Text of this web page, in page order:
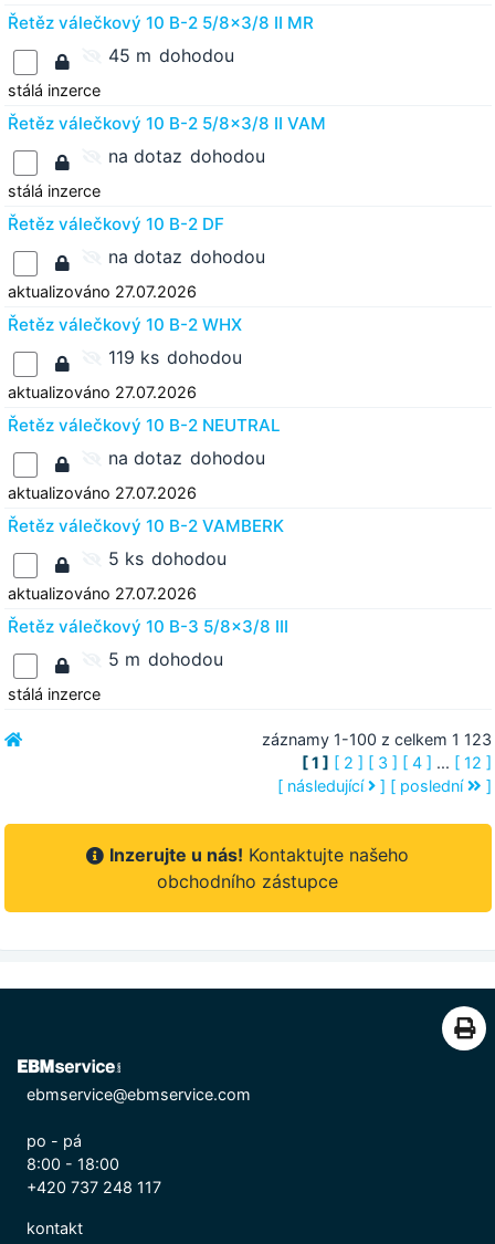
Řetěz válečkový 10 B-2 5/8x3/8 II MR
45 m dohodou
stálá inzerce
Řetěz válečkový 10 B-2 5/8x3/8 II VAM
na dotaz dohodou
stálá inzerce
Řetěz válečkový 10 B-2 DF
na dotaz dohodou
aktualizováno 27.07.2026
Řetěz válečkový 10 B-2 WHX
119 ks dohodou
aktualizováno 27.07.2026
Řetěz válečkový 10 B-2 NEUTRAL
na dotaz dohodou
aktualizováno 27.07.2026
Řetěz válečkový 10 B-2 VAMBERK
5 ks dohodou
aktualizováno 27.07.2026
Řetěz válečkový 10 B-3 5/8x3/8 III
5 m dohodou
stálá inzerce
záznamy 1-100 z celkem 1 123
[ 1 ] [ 2 ] [ 3 ] [ 4 ] ... [ 12 ]
[ následující ] [ poslední ]
Inzerujte u nás! Kontaktujte našeho
obchodního zástupce
ebmservice@ebmservice.com
po - pá
8:00 - 18:00
+420 737 248 117
kontakt